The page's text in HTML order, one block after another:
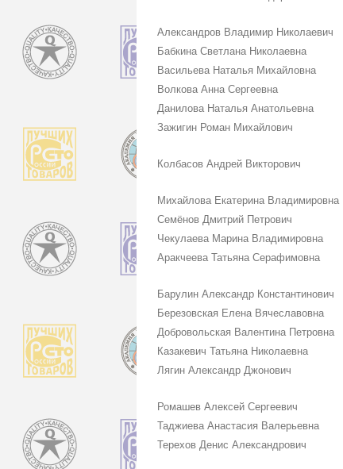
Александров Владимир Николаевич
Бабкина Светлана Николаевна
Васильева Наталья Михайловна
Волкова Анна Сергеевна
Данилова Наталья Анатольевна
Зажигин Роман Михайлович
Колбасов Андрей Викторович
Михайлова Екатерина Владимировна
Семёнов Дмитрий Петрович
Чекулаева Марина Владимировна
Аракчеева Татьяна Серафимовна
Барулин Александр Константинович
Березовская Елена Вячеславовна
Добровольская Валентина Петровна
Казакевич Татьяна Николаевна
Лягин Александр Джонович
Ромашев Алексей Сергеевич
Таджиева Анастасия Валерьевна
Терехов Денис Александрович